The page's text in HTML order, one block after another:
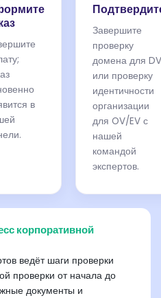
в
Завершите
проверку
домена для DV
или проверку
идентичности
организации
для OV/EV с
нашей
командой
экспертов.
корпоративной
ведёт шаги проверки
проверки от начала до
документы и